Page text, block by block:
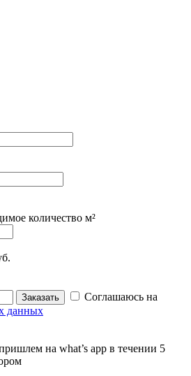
количество м²
Заказать
Соглашаюсь на
данных
на what’s app в течении 5